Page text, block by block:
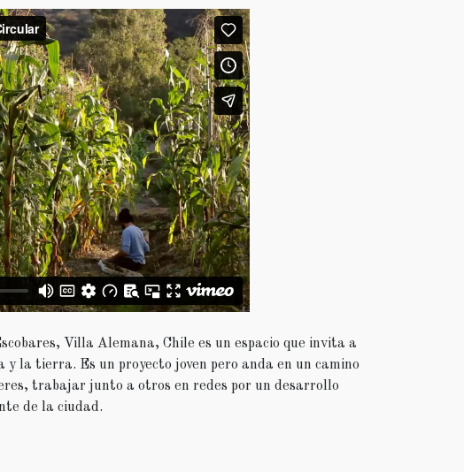
Villa Alemana, Chile es un espacio que invita a
la tierra. Es un proyecto joven pero anda en un camino
trabajar junto a otros en redes por un desarrollo
de la ciudad.